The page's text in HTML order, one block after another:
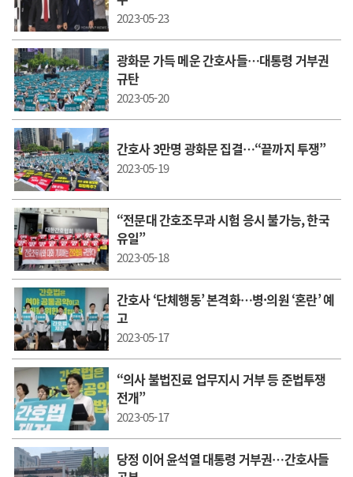
2023-05-23
광화문 가득 메운 간호사들…대통령 거부권
규탄
2023-05-20
간호사 3만명 광화문 집결…“끝까지 투쟁”
2023-05-19
“전문대 간호조무과 시험 응시 불가능, 한국
유일”
2023-05-18
간호사 ‘단체행동’ 본격화…병·의원 ‘혼란’ 예
고
2023-05-17
“의사 불법진료 업무지시 거부 등 준법투쟁
전개”
2023-05-17
당정 이어 윤석열 대통령 거부권…간호사들